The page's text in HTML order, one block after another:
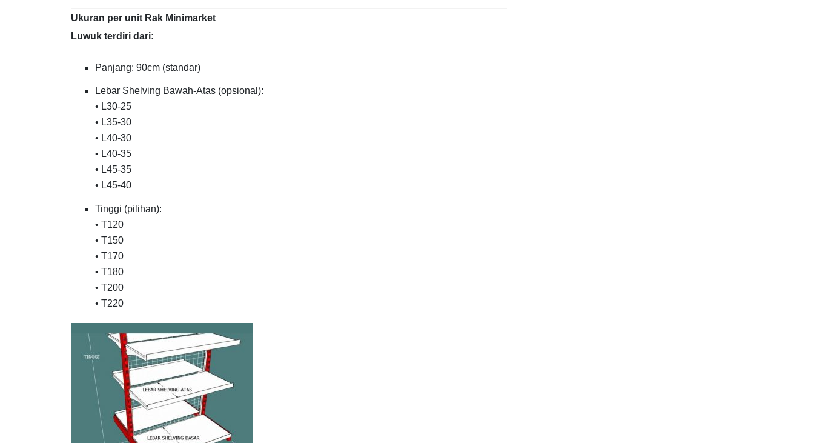
Ukuran per unit Rak Minimarket
Luwuk terdiri dari:
Panjang: 90cm (standar)
Lebar Shelving Bawah-Atas (opsional):
• L30-25
• L35-30
• L40-30
• L40-35
• L45-35
• L45-40
Tinggi (pilihan):
• T120
• T150
• T170
• T180
• T200
• T220